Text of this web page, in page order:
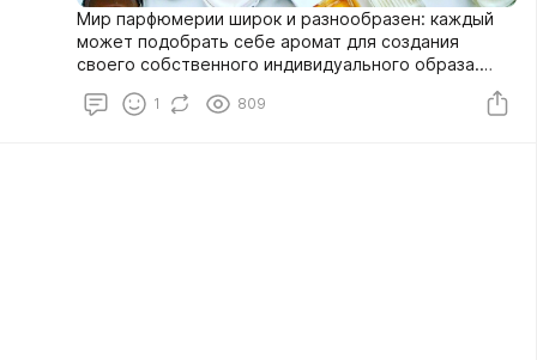
Мир парфюмерии широк и разнообразен: каждый
может подобрать себе аромат для создания
своего собственного индивидуального образа.
Сегодня нет проблемы приобрести себе духи или
туалетную воду, другой вопрос – это найти
1 809